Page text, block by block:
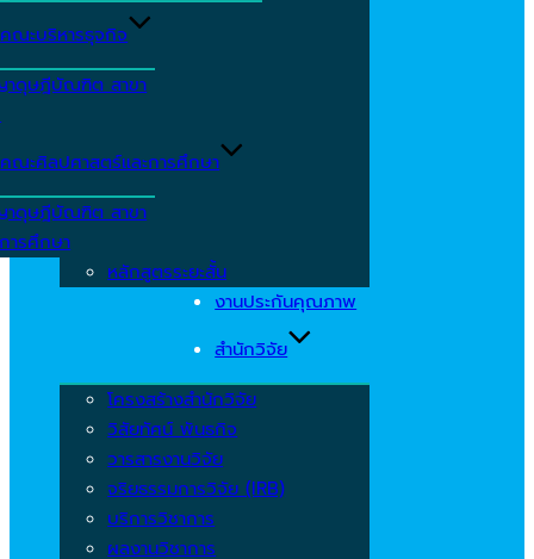
คณะบริหารธุจกิจ
ดุษฎีบัณฑิต สาขา
คณะศิลปศาสตร์และการศึกษา
ดุษฎีบัณฑิต สาขา
ารศึกษา
หลักสูตรระยะสั้น
งานประกันคุณภาพ
สำนักวิจัย
โครงสร้างสำนักวิจัย
วิสัยทัศน์ พันธกิจ
วารสารงานวิจัย
จริยธรรมการวิจัย (IRB)
บริการวิชาการ
ผลงานวิชาการ